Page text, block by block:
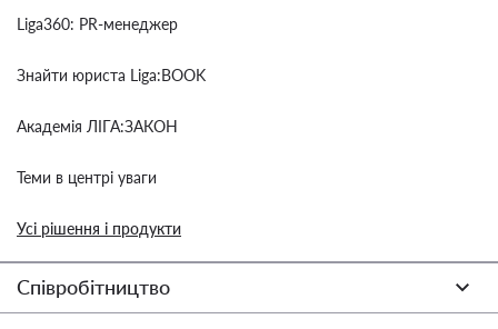
Liga360: PR-менеджер
Знайти юриста Liga:BOOK
Академія ЛІГА:ЗАКОН
Теми в центрі уваги
Усі рішення і продукти
Співробітництво